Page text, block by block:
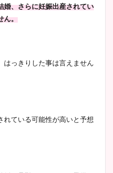
婚、さらに妊娠出産されてい
ん。
はっきりした事は言えません
れている可能性が高いと予想